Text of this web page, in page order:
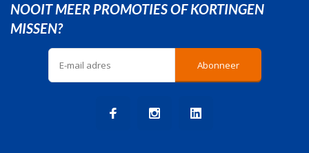
NOOIT MEER PROMOTIES OF KORTINGEN
MISSEN?
Abonneer